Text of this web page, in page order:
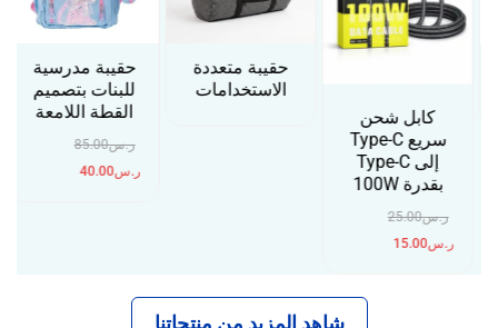
كابل شحن
سريع Type-C
إلى Type-C
بقدرة 100W
ر.س25.00
ر.س15.00
حقيبة متعددة
الاستخدامات
حقيبة مدرسية
للبنات بتصميم
القطة اللامعة
ر.س85.00
ر.س40.00
شاهد المزيد من منتجاتنا